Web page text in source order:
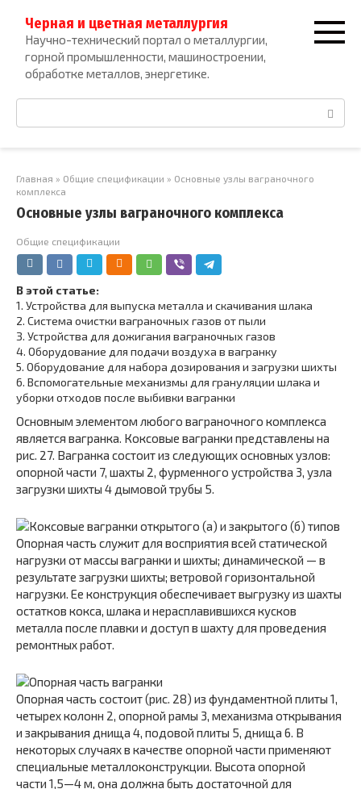
контенту
Черная и цветная металлургия
Научно-технический портал о металлургии,
горной промышленности, машиностроении,
обработке металлов, энергетике.
Поиск:
Главная » Общие спецификации » Основные узлы ваграночного
комплекса
Основные узлы ваграночного комплекса
Общие спецификации
В этой статье:
1. Устройства для выпуска металла и скачивания шлака
2. Система очистки ваграночных газов от пыли
3. Устройства для дожигания ваграночных газов
4. Оборудование для подачи воздуха в вагранку
5. Оборудование для набора дозирования и загрузки шихты
6. Вспомогательные механизмы для грануляции шлака и
уборки отходов после выбивки вагранки
Основным элементом любого ваграночного комплекса
является вагранка. Коксовые вагранки представлены на
рис. 27. Вагранка состоит из следующих основных узлов:
опорной части 7, шахты 2, фурменного устройства 3, узла
загрузки шихты 4 дымовой трубы 5.
Опорная часть служит для восприятия всей статической
нагрузки от массы вагранки и шихты; динамической — в
результате загрузки шихты; ветровой горизонтальной
нагрузки. Ее конструкция обеспечивает выгрузку из шахты
остатков кокса, шлака и нерасплавившихся кусков
металла после плавки и доступ в шахту для проведения
ремонтных работ.
Опорная часть состоит (рис. 28) из фундаментной плиты 1,
четырех колонн 2, опорной рамы 3, механизма открывания
и закрывания днища 4, подовой плиты 5, днища 6. В
некоторых случаях в качестве опорной части применяют
специальные металлоконструкции. Высота опорной
части 1,5—4 м, она должна быть достаточной для